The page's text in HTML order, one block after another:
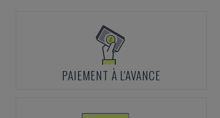
PAIEMENT À L'AVANCE